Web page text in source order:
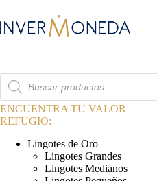
contenido
Búsqueda
de
productos
ENCUENTRA TU VALOR
REFUGIO:
Lingotes de Oro
Lingotes Grandes
Lingotes Medianos